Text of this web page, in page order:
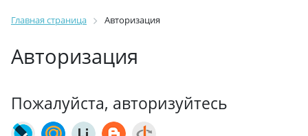
Главная страница Авторизация
Авторизация
Пожалуйста, авторизуйтесь